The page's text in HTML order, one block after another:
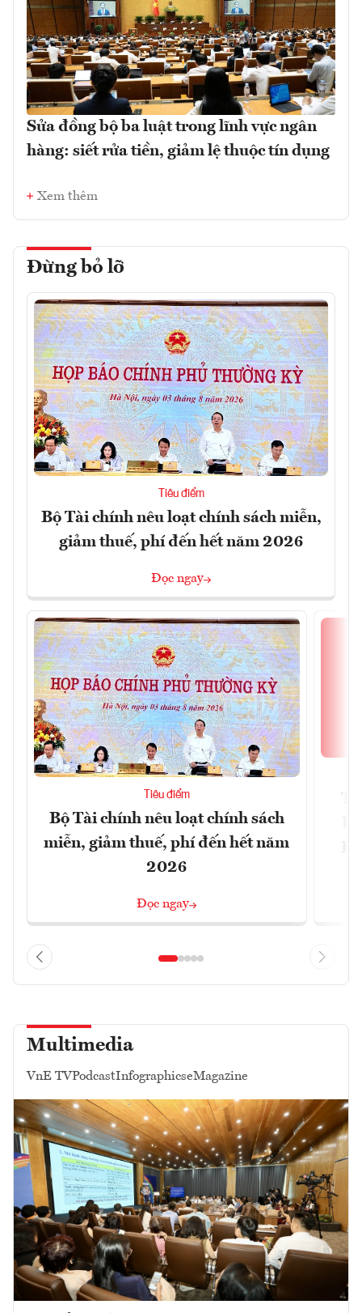
Sửa đồng bộ ba luật trong lĩnh vực ngân
hàng: siết rửa tiền, giảm lệ thuộc tín dụng
Xem thêm
Đừng bỏ lỡ
Tiêu điểm
Bộ Tài chính nêu loạt chính sách miễn,
giảm thuế, phí đến hết năm 2026
Đọc ngay
Tiêu điểm
Bộ Tài chính nêu loạt chính sách
miễn, giảm thuế, phí đến hết năm
2026
Đọc ngay
Multimedia
VnE TVPodcastInfographicseMagazine